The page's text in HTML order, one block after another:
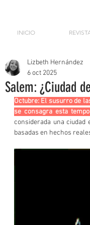
INICIO
Salem: ¿Ciudad
Lizbeth Hernández
6 oct 2025
Octubre: El susurro de
se consagra esta
considerada una
basadas en hechos